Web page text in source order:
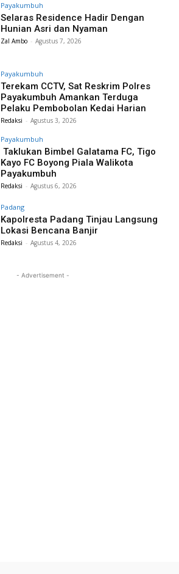
Payakumbuh
Selaras Residence Hadir Dengan
Hunian Asri dan Nyaman
Zal Ambo - Agustus 7, 2026
Payakumbuh
Terekam CCTV, Sat Reskrim Polres
Payakumbuh Amankan Terduga
Pelaku Pembobolan Kedai Harian
Redaksi - Agustus 3, 2026
Payakumbuh
Taklukan Bimbel Galatama FC, Tigo
Kayo FC Boyong Piala Walikota
Payakumbuh
Redaksi - Agustus 6, 2026
Padang
Kapolresta Padang Tinjau Langsung
Lokasi Bencana Banjir
Redaksi - Agustus 4, 2026
- Advertisement -